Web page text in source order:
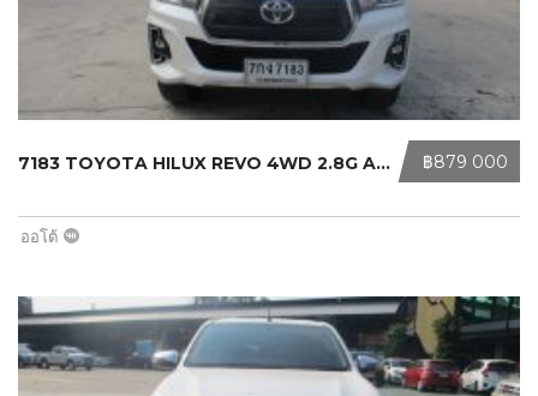
‎฿879 000
7183 TOYOTA HILUX REVO 4WD 2.8G AT ...
ออโต้